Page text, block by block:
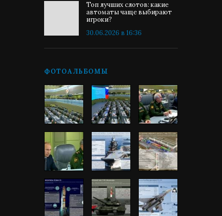
Топ лучших слотов: какие
автоматы чаще выбирают
игроки?
30.06.2026 в 16:36
ФОТОАЛЬБОМЫ